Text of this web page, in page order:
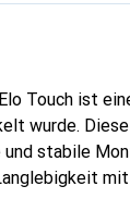
Touch ist
wurde.
stabile